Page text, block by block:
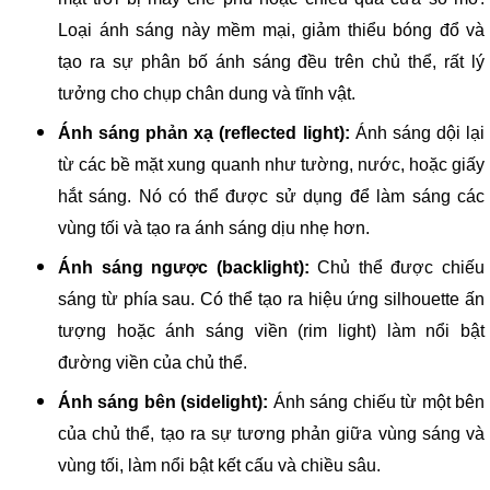
Loại ánh sáng này mềm mại, giảm thiểu bóng đổ và
tạo ra sự phân bố ánh sáng đều trên chủ thể, rất lý
tưởng cho chụp chân dung và tĩnh vật.
Ánh sáng phản xạ (reflected light): Ánh sáng dội lại
từ các bề mặt xung quanh như tường, nước, hoặc giấy
hắt sáng. Nó có thể được sử dụng để làm sáng các
vùng tối và tạo ra ánh sáng dịu nhẹ hơn.
Ánh sáng ngược (backlight): Chủ thể được chiếu
sáng từ phía sau. Có thể tạo ra hiệu ứng silhouette ấn
tượng hoặc ánh sáng viền (rim light) làm nổi bật
đường viền của chủ thể.
Ánh sáng bên (sidelight): Ánh sáng chiếu từ một bên
của chủ thể, tạo ra sự tương phản giữa vùng sáng và
vùng tối, làm nổi bật kết cấu và chiều sâu.